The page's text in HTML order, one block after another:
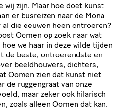
wij zijn. Maar hoe doet kunst
er busreizen naar de Mona
al die eeuwen heen ontroeren?
Oomen op zoek naar wat
we haar in deze wilde tijden
de beste, ontroerendste en
beeldhouwers, dichters,
Oomen zien dat kunst niet
de ruggengraat van onze
maar zeker ook hilarisch
zoals alleen Oomen dat kan.